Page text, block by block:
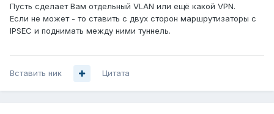
Пусть сделает Вам отдельный VLAN или ещё какой VPN.
Если не может - то ставить с двух сторон маршрутизаторы с
IPSEC и поднимать между ними туннель.
Вставить ник Цитата